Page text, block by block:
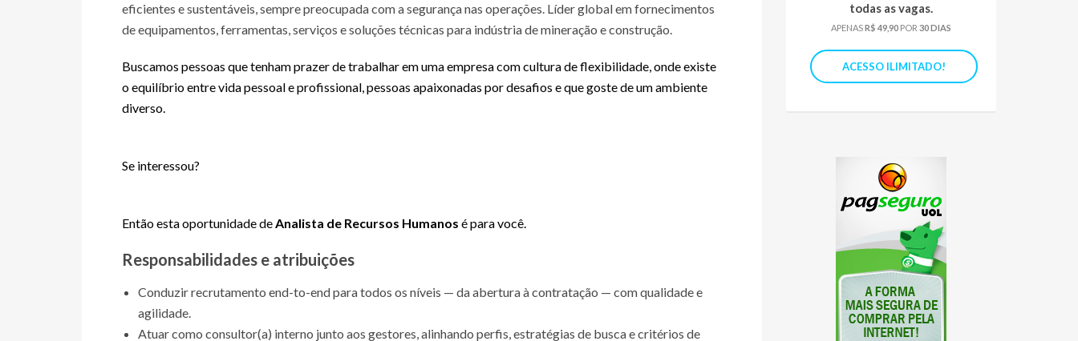
eficientes e sustentáveis, sempre preocupada com a segurança nas operações. Líder global em fornecimentos
de equipamentos, ferramentas, serviços e soluções técnicas para indústria de mineração e construção.
Buscamos pessoas que tenham prazer de trabalhar em uma empresa com cultura de flexibilidade, onde existe
o equilíbrio entre vida pessoal e profissional, pessoas apaixonadas por desafios e que goste de um ambiente
diverso.
Se interessou?
Então esta oportunidade deAnalista de Recursos Humanos é para você.
Responsabilidades e atribuições
Conduzir recrutamento end-to-end para todos os níveis — da abertura à contratação — com qualidade e
agilidade.
Atuar como consultor(a) interno junto aos gestores, alinhando perfis, estratégias de busca e critérios de
todas as vagas.
APENASR$ 49,90POR 30 DIAS
ACESSO ILIMITADO!